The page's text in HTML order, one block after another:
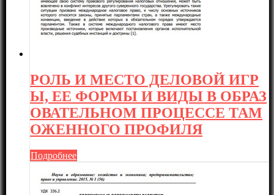
РОЛЬ И МЕСТО ДЕЛОВОЙ ИГР
Ы, ЕЕ ФОРМЫ И ВИДЫ В ОБРАЗ
ОВАТЕЛЬНОМ ПРОЦЕССЕ ТАМ
ОЖЕННОГО ПРОФИЛЯ
Подробнее